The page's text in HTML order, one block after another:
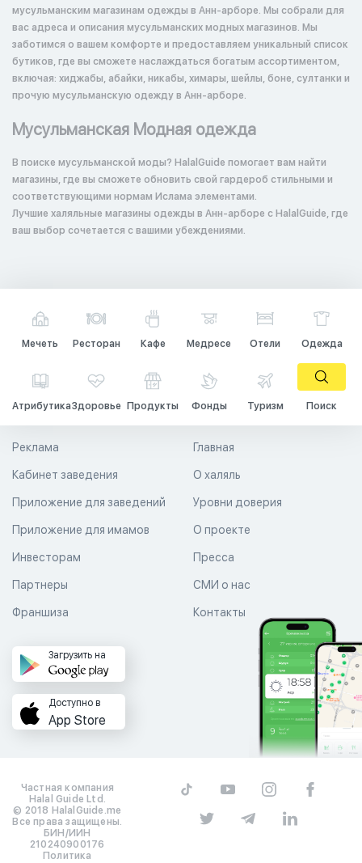
мусульманским магазинам одежды в Анн-арборе. Мы собрали для
вас адреса и описания мусульманских модных магазинов. Мы
заботимся о вашем комфорте и предоставляем уникальный список
бутиков, где вы сможете наслаждаться богатым ассортиментом,
включая: хиджабы, абайки, никабы, химары, шейлы, боне, султанки и
прочую мусульманскую одежду в Анн-арборе.
Мусульманская Модная одежда
В поиске мусульманской моды? HalalGuide помогает вам найти
магазины, где вы сможете обновить свой гардероб стильными и
соответствующими нормам Ислама элементами.
Лучшие халяльные магазины одежды в Анн-арборе с HalalGuide, где
ваш выбор сочетается с вашими убеждениями.
Мечеть Ресторан Кафе Медресе Отели Одежда
АтрибутикаЗдоровье Продукты Фонды Туризм Поиск
Главная
О халяль
Уровни доверия
Реклама
Кабинет заведения
Приложение для заведений
Приложение для имамов О проекте
Пресса
СМИ о нас
Контакты
Инвесторам
Партнеры
Франшиза
Загрузить на
Доступно в
App Store
Частная компания
Halal Guide Ltd.
© 2018 HalalGuide.me
Все права защищены.
БИН/ИИН
210240900176
Политика